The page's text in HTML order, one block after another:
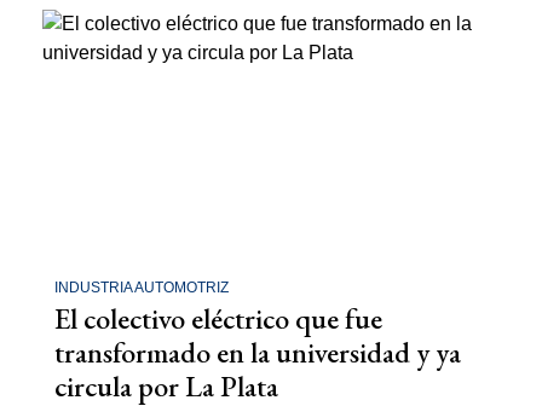
INDUSTRIA AUTOMOTRIZ
El colectivo eléctrico que fue
transformado en la universidad y ya
circula por La Plata